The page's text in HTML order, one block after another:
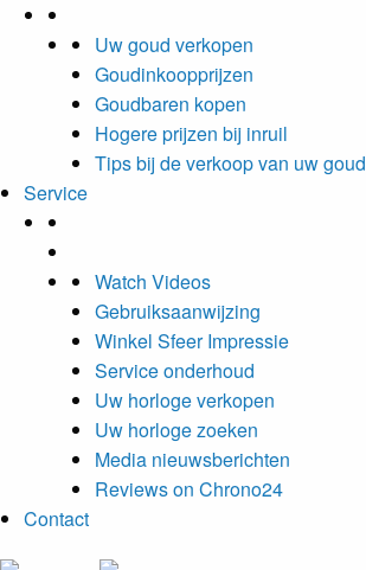
Uw goud verkopen
Goudinkoopprijzen
Goudbaren kopen
Hogere prijzen bij inruil
Tips bij de verkoop van uw goud
Service
Watch Videos
Gebruiksaanwijzing
Winkel Sfeer Impressie
Service onderhoud
Uw horloge verkopen
Uw horloge zoeken
Media nieuwsberichten
Reviews on Chrono24
Contact